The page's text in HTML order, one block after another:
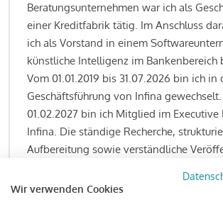
Beratungsunternehmen war ich als
einer Kreditfabrik tätig. Im Anschluss
ich als Vorstand in einem
künstliche Intelligenz im Bankenbereich
Vom 01.01.2019 bis 31.07.2026 bin ich in
Geschäftsführung von Infina
01.02.2027 bin ich Mitglied im Executive
Infina. Die ständige Recherche,
Aufbereitung sowie verständliche
Kreditgeschäft gehören zu den
Wir verwenden Cookies